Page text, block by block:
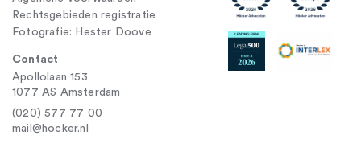
Rechtsgebieden registratie
Fotografie: Hester Doove
Contact
Apollolaan 153
1077 AS Amsterdam
(020) 577 77 00
mail@hocker.nl